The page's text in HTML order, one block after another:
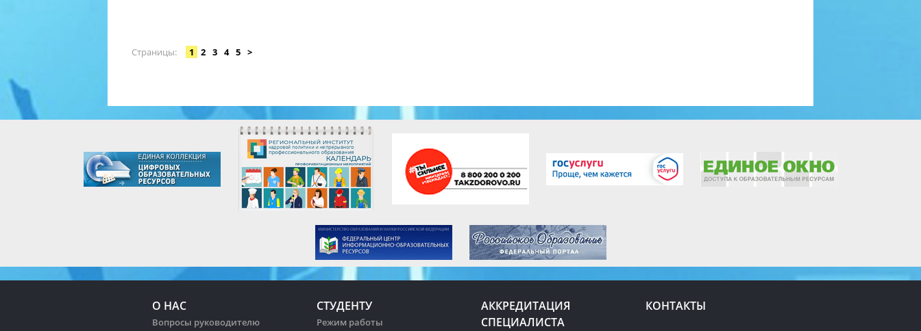
Страницы 1 2 3 4 5 >
О НАС
Вопросы руководителю
СТУДЕНТУ
Режим работы
АККРЕДИТАЦИЯ
СПЕЦИАЛИСТА
КОНТАКТЫ